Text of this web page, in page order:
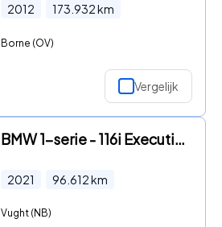
2012 173.932km
Borne (OV)
Vergelijk
BMW 1-serie - 116i Executive - Ambiance - M Sport
2021 96.612km
Vught (NB)